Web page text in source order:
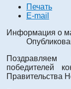
Печать
E-mail
Информация о
победителей
Правительства